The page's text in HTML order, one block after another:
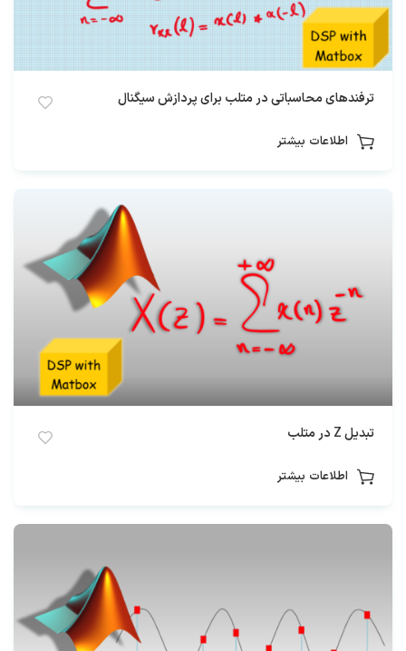
ترفندهای محاسباتی در متلب برای پردازش سیگنال
اطلاعات بیشتر
تبدیل Z در متلب
اطلاعات بیشتر